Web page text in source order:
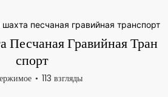
шахта песчаная гравийная транспорт
Песчаная Гравийная Тран
Спорт
113 взгляды